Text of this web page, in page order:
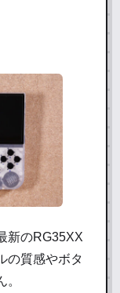
新のRG35XX
の質感やボタ